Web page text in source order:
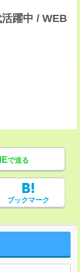
躍中 / WEB
で送る
ブックマーク